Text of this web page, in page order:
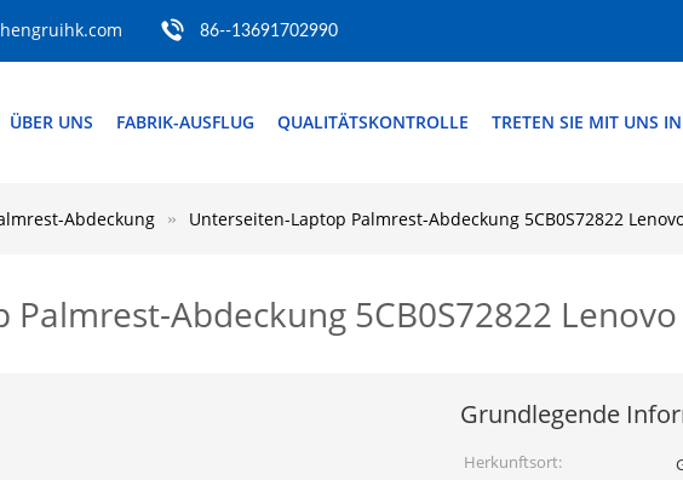
86--13691702990
ÜBER UNS FABRIK-AUSFLUG QUALITÄTSKONTROLLE TRETEN SIE MIT UNS
Abdeckung Unterseiten-Laptop Palmrest-Abdeckung 5CB0S72822
Abdeckung 5CB0S72822
Grundlegende
Herkunftsort: